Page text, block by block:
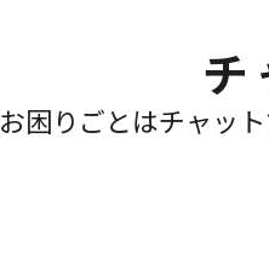
チ
お困りごとはチャット